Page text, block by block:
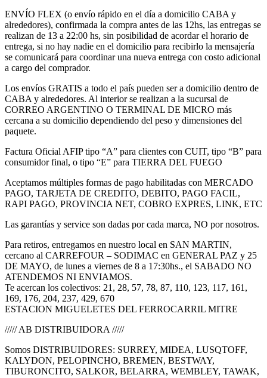
ENVÍO FLEX (o envío rápido en el día a domicilio CABA y
alrededores), confirmada la compra antes de las 12hs, las entregas se
realizan de 13 a 22:00 hs, sin posibilidad de acordar el horario de
entrega, si no hay nadie en el domicilio para recibirlo la mensajería
se comunicará para coordinar una nueva entrega con costo adicional
a cargo del comprador.
Los envíos GRATIS a todo el país pueden ser a domicilio dentro de
CABA y alrededores. Al interior se realizan a la sucursal de
CORREO ARGENTINO O TERMINAL DE MICRO más
cercana a su domicilio dependiendo del peso y dimensiones del
paquete.
Factura Oficial AFIP tipo “A” para clientes con CUIT, tipo “B” para
consumidor final, o tipo “E” para TIERRA DEL FUEGO
Aceptamos múltiples formas de pago habilitadas con MERCADO
PAGO, TARJETA DE CREDITO, DEBITO, PAGO FACIL,
RAPI PAGO, PROVINCIA NET, COBRO EXPRES, LINK, ETC
Las garantías y service son dadas por cada marca, NO por nosotros.
Para retiros, entregamos en nuestro local en SAN MARTIN,
cercano al CARREFOUR – SODIMAC en GENERAL PAZ y 25
DE MAYO, de lunes a viernes de 8 a 17:30hs., el SABADO NO
ATENDEMOS NI ENVIAMOS.
Te acercan los colectivos: 21, 28, 57, 78, 87, 110, 123, 117, 161,
169, 176, 204, 237, 429, 670
ESTACION MIGUELETES DEL FERROCARRIL MITRE
///// AB DISTRIBUIDORA /////
Somos DISTRIBUIDORES: SURREY, MIDEA, LUSQTOFF,
KALYDON, PELOPINCHO, BREMEN, BESTWAY,
TIBURONCITO, SALKOR, BELARRA, WEMBLEY, TAWAK,